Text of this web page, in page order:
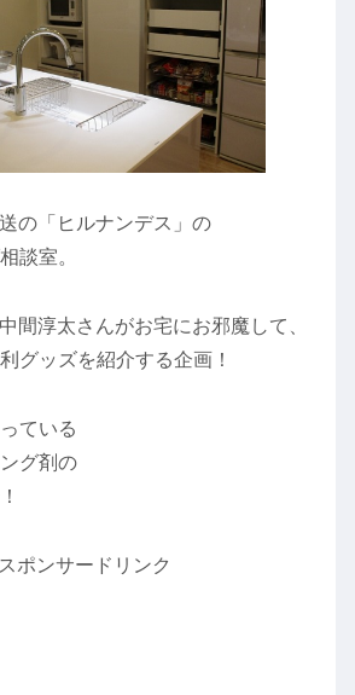
の「ヒルナンデス」の
談室。
間淳太さんがお宅にお邪魔して、
グッズを紹介する企画！
ている
グ剤の
スポンサードリンク